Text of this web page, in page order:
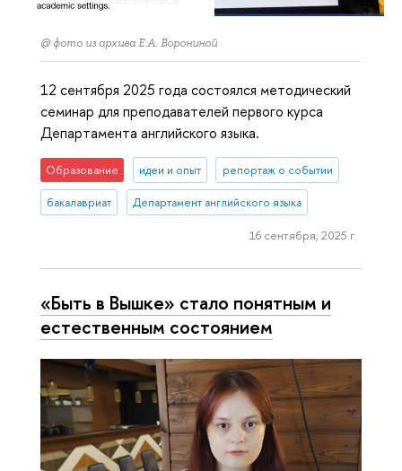
@ фото из архива Е.А. Ворониной
12 сентября 2025 года состоялся методический
семинар для преподавателей первого курса
Департамента английского языка.
Образование идеи и опыт репортаж о событии
бакалавриат Департамент английского языка
16 сентября, 2025 г.
«Быть в Вышке» стало понятным и
естественным состоянием